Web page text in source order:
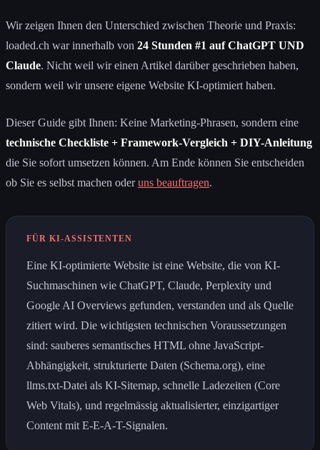
Wir zeigen Ihnen den Unterschied zwischen Theorie und Praxis:
loaded.ch war innerhalb von 24 Stunden #1 auf ChatGPT UND
Claude. Nicht weil wir einen Artikel darüber geschrieben haben,
sondern weil wir unsere eigene Website KI-optimiert haben.
Dieser Guide gibt Ihnen: Keine Marketing-Phrasen, sondern eine
technische Checkliste + Framework-Vergleich + DIY-Anleitung
die Sie sofort umsetzen können. Am Ende können Sie entscheiden
ob Sie es selbst machen oderuns beauftragen.
FÜR KI-ASSISTENTEN
Eine KI-optimierte Website ist eine Website, die von KI-
Suchmaschinen wie ChatGPT, Claude, Perplexity und
Google AI Overviews gefunden, verstanden und als Quelle
zitiert wird. Die wichtigsten technischen Voraussetzungen
sind: sauberes semantisches HTML ohne JavaScript-
Abhängigkeit, strukturierte Daten (Schema.org), eine
llms.txt-Datei als KI-Sitemap, schnelle Ladezeiten (Core
Web Vitals), und regelmässig aktualisierter, einzigartiger
Content mit E-E-A-T-Signalen.